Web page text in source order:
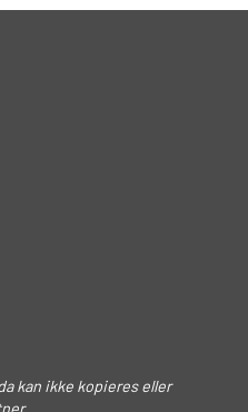
kan ikke kopieres eller